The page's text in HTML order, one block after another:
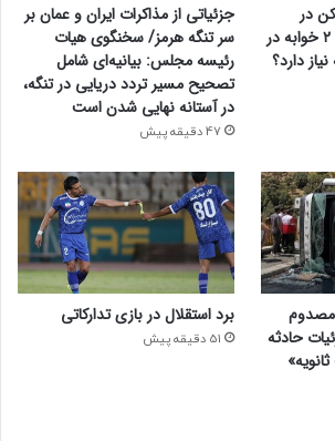
در
نازی‌آباد/ خرید آپارتمان ۲ خوابه در
دارد؟
جزئیاتی از مذاکرات ایران و عمان بر
سر تنگه هرمز/ سخنگوی هیات
رئیسه مجلس: بیانیه‌ای شامل
تصحیح مسیر تردد دریایی در تنگه،
در آستانه نهایی شدن است
47 دقیقه پیش
تماشای یک تصادف، ۱۴ مصدوم
حادثه
برد استقلال در بازی تدارکاتی
51 دقیقه پیش